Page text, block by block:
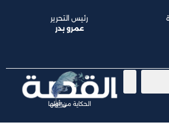
الحكاية من أولها
رئيس التحرير
عمرو بدر